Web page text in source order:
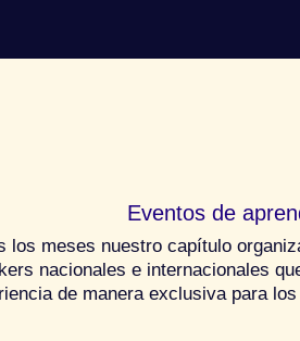
Eventos de
los meses nuestro capítulo
nacionales e internacionales
de manera exclusiva para